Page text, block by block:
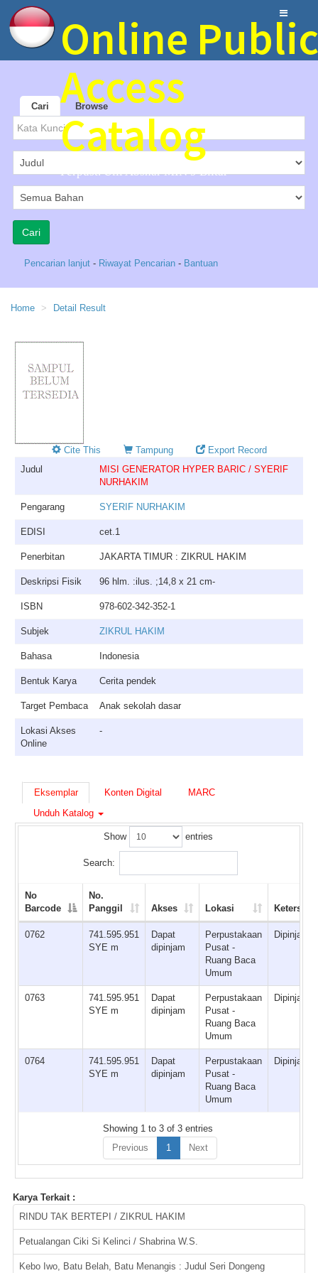
Online Public
Access
Catalog
Perpust. Ulil Abshar MIN 9 Blitar
Cari Browse
Pencarian lanjut - Riwayat Pencarian - Bantuan
Home Detail Result
Cite This Tampung
Export Record
Judul
MISI GENERATOR HYPER BARIC / SYERIF
NURHAKIM
Pengarang SYERIF NURHAKIM
EDISI cet.1
Penerbitan JAKARTA TIMUR : ZIKRUL HAKIM
Deskripsi Fisik 96 hlm. :ilus. ;14,8 x 21 cm-
ISBN 978-602-342-352-1
Subjek ZIKRUL HAKIM
Bahasa Indonesia
Bentuk Karya Cerita pendek
Target Pembaca Anak sekolah dasar
Lokasi Akses
Online
-
Eksemplar Konten Digital
MARC
Unduh Katalog
Show entries
Search:
No
Barcode
No.
Panggil
Akses Lokasi
0762
741.595.951
SYE m
Dapat
dipinjam
Perpustakaan
Pusat -
Ruang Baca
Umum
Dipinjam
0763
741.595.951
SYE m
Dapat
dipinjam
Perpustakaan
Pusat -
Ruang Baca
Umum
Dipinjam
0764
741.595.951
SYE m
Dapat
dipinjam
Perpustakaan
Pusat -
Ruang Baca
Umum
Dipinjam
Showing 1 to 3 of 3 entries
Previous
1 Next
Karya Terkait :
RINDU TAK BERTEPI / ZIKRUL HAKIM
Petualangan Ciki Si Kelinci / Shabrina W.S.
Kebo Iwo, Batu Belah, Batu Menangis : Judul Seri Dongeng